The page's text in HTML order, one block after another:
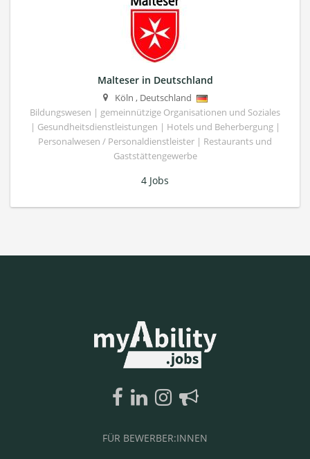
Malteser in Deutschland
Köln , Deutschland
Bildungswesen | gemeinnützige Organisationen und Soziales
| Gesundheitsdienstleistungen | Hotels und Beherbergung |
Personalwesen / Personaldienstleister | Restaurants und
Gaststättengewerbe
4 Jobs
FÜR BEWERBER:INNEN